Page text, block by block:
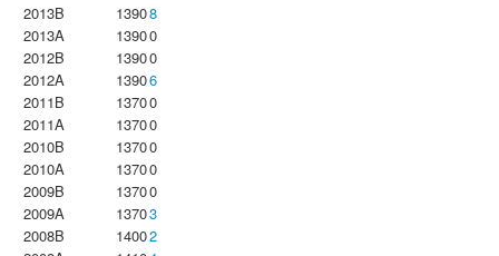
2013B
13908
2013A
13900
2012B
13900
2012A
13906
2011B
13700
2011A
13700
2010B
13700
2010A
13700
2009B
13700
2009A
13703
2008B
14002